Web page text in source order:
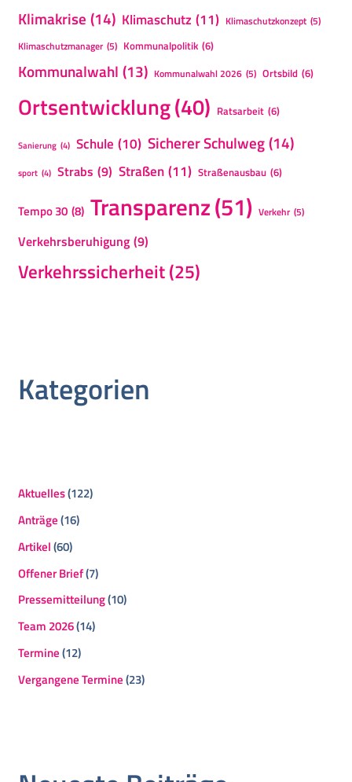
Klimakrise (14) Klimaschutz (11) Klimaschutzkonzept (5)
Klimaschutzmanager (5) Kommunalpolitik (6)
Kommunalwahl (13) Kommunalwahl 2026 (5) Ortsbild (6)
Ortsentwicklung(40) Ratsarbeit (6)
Sanierung (4) Schule (10) Sicherer Schulweg(14)
sport (4) Strabs (9) Straßen(11) Straßenausbau (6)
Tempo 30 (8) Transparenz(51) Verkehr (5)
Verkehrsberuhigung (9)
Verkehrssicherheit(25)
Kategorien
Aktuelles(122)
Anträge(16)
Artikel(60)
Offener Brief(7)
Pressemitteilung(10)
Team 2026(14)
Termine(12)
Vergangene Termine(23)